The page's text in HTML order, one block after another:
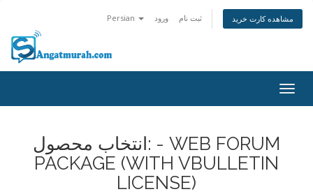
Persian ورود ثبت نام مشاهده کارت خرید
انتخاب محصول: - WEB FORUM
PACKAGE (WITH VBULLETIN
LICENSE)